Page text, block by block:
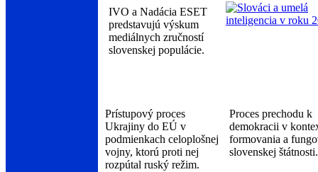
IVO a Nadácia ESET
predstavujú výskum
mediálnych zručností
slovenskej populácie.
Prístupový proces
Ukrajiny do EÚ v
podmienkach celoplošnej
vojny, ktorú proti nej
rozpútal ruský režim.
Proces prechodu k
demokracii v
formovania a
slovenskej štátnosti.